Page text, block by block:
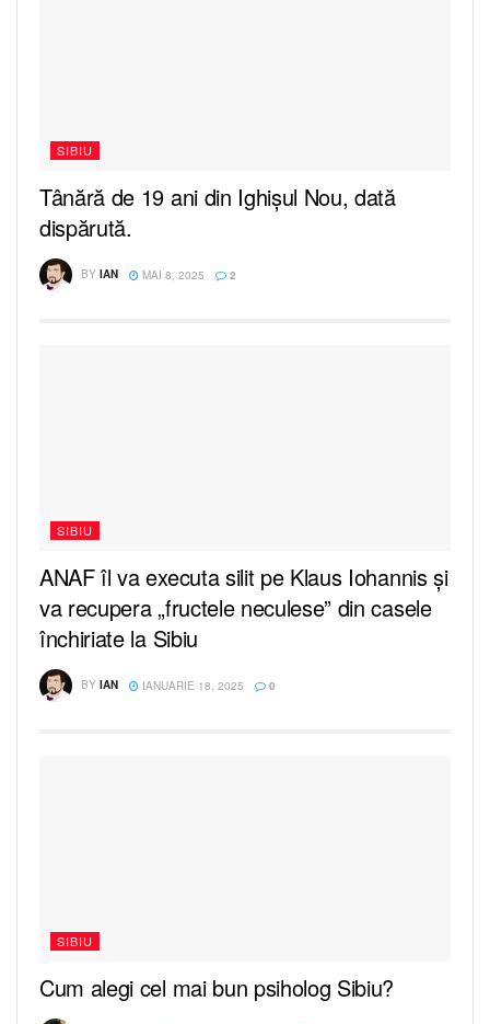
SIBIU
Tânără de 19 ani din Ighișul Nou, dată
dispărută.
BY IAN MAI 8, 2025 2
SIBIU
ANAF îl va executa silit pe Klaus Iohannis și
va recupera „fructele neculese” din casele
închiriate la Sibiu
BY IAN IANUARIE 18, 2025 0
SIBIU
Cum alegi cel mai bun psiholog Sibiu?